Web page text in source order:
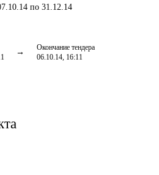
по 31.12.14
Окончание тендера
06.10.14, 16:11